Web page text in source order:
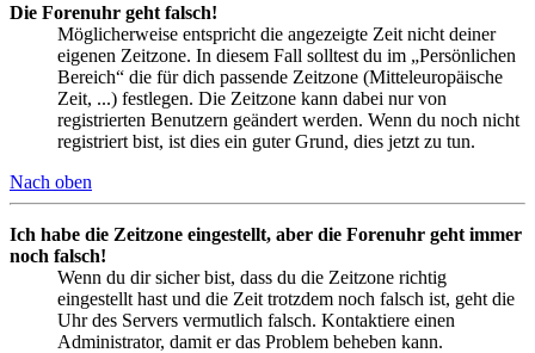
Die Forenuhr geht falsch!
Möglicherweise entspricht die angezeigte Zeit nicht deiner
eigenen Zeitzone. In diesem Fall solltest du im „Persönlichen
Bereich“ die für dich passende Zeitzone (Mitteleuropäische
Zeit, ...) festlegen. Die Zeitzone kann dabei nur von
registrierten Benutzern geändert werden. Wenn du noch nicht
registriert bist, ist dies ein guter Grund, dies jetzt zu tun.
Nach oben
Ich habe die Zeitzone eingestellt, aber die Forenuhr geht immer
noch falsch!
Wenn du dir sicher bist, dass du die Zeitzone richtig
eingestellt hast und die Zeit trotzdem noch falsch ist, geht die
Uhr des Servers vermutlich falsch. Kontaktiere einen
Administrator, damit er das Problem beheben kann.